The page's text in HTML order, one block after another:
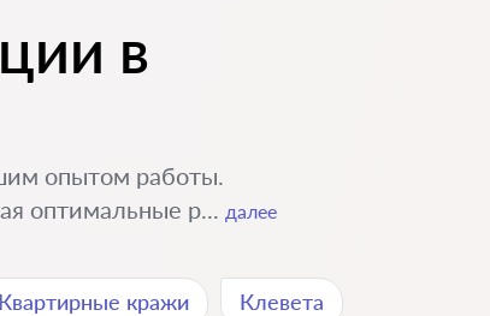
в
опытом работы.
оптимальные р... далее
Квартирные кражи Клевета